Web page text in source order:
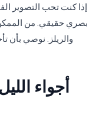
إذا كنت تحب التصوير
بصري حقيقي. من
والريلز. نوصي بأن
أجواء